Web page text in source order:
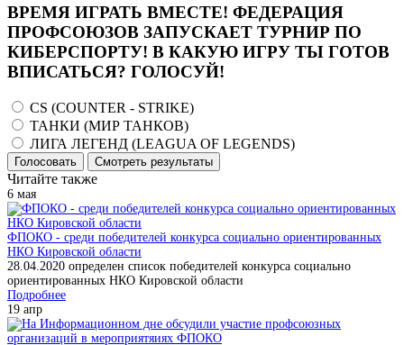
ВРЕМЯ ИГРАТЬ ВМЕСТЕ! ФЕДЕРАЦИЯ
ПРОФСОЮЗОВ ЗАПУСКАЕТ ТУРНИР ПО
КИБЕРСПОРТУ! В КАКУЮ ИГРУ ТЫ ГОТОВ
ВПИСАТЬСЯ? ГОЛОСУЙ!
CS (COUNTER - STRIKE)
ТАНКИ (МИР ТАНКОВ)
ЛИГА ЛЕГЕНД (LEAGUA OF LEGENDS)
Голосовать Смотреть результаты
Читайте также
6 мая
ФПОКО - среди победителей конкурса социально ориентированных
НКО Кировской области
28.04.2020 определен список победителей конкурса социально
ориентированных НКО Кировской области
Подробнее
19 апр